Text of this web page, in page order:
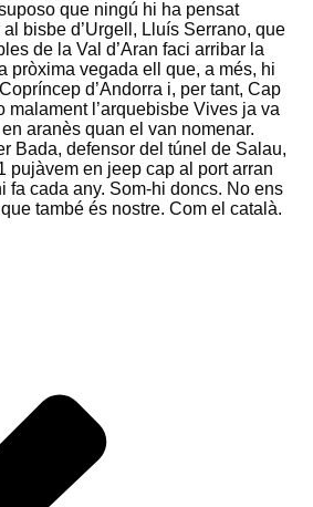
que ningú hi ha pensat
bisbe d’Urgell, Lluís Serrano, que
de la Val d’Aran faci arribar la
pròxima vegada ell que, a més, hi
d’Andorra i, per tant, Cap
malament l’arquebisbe Vives ja va
aranès quan el van nomenar.
Bada, defensor del túnel de Salau,
pujàvem en jeep cap al port arran
fa cada any. Som-hi doncs. No ens
també és nostre. Com el català.